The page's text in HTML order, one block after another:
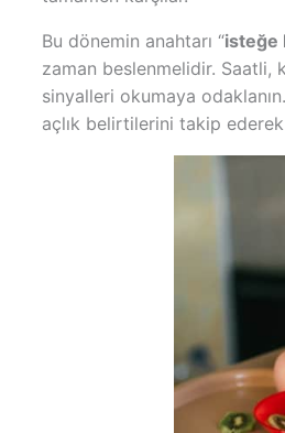
Bu dönemin anahtarı “isteğe
zaman beslenmelidir. Saatli,
sinyalleri okumaya
açlık belirtilerini takip